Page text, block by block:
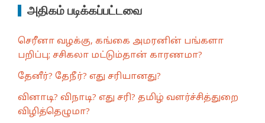
அதிகம் படிக்கப்பட்டவை
செரீனா வழக்கு, கங்கை அமரனின் பங்களா
பறிப்பு; சசிகலா மட்டும்தான் காரணமா?
தேனீர்? தேநீர்? எது சரியானது?
வினாடி? விநாடி? எது சரி? தமிழ் வளர்ச்சித்துறை
விழித்தெழுமா?